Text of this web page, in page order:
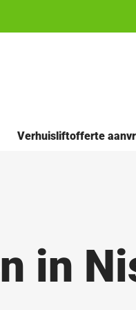
Verhuisliftofferte
in